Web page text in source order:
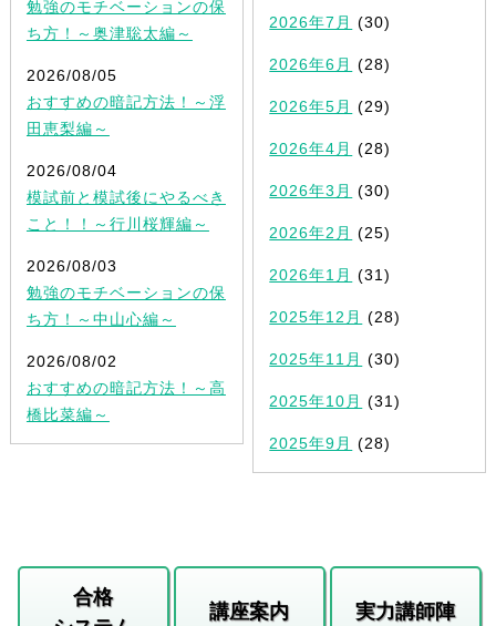
勉強のモチベーションの保
ち方！～奥津聡太編～
2026/08/05
おすすめの暗記方法！～浮
田恵梨編～
2026/08/04
模試前と模試後にやるべき
こと！！～行川桜輝編～
2026/08/03
勉強のモチベーションの保
ち方！～中山心編～
2026/08/02
おすすめの暗記方法！～高
橋比菜編～
2026年7月 (30)
2026年6月 (28)
2026年5月 (29)
2026年4月 (28)
2026年3月 (30)
2026年2月 (25)
2026年1月 (31)
2025年12月 (28)
2025年11月 (30)
2025年10月 (31)
2025年9月 (28)
合格
講座案内 実力講師陣